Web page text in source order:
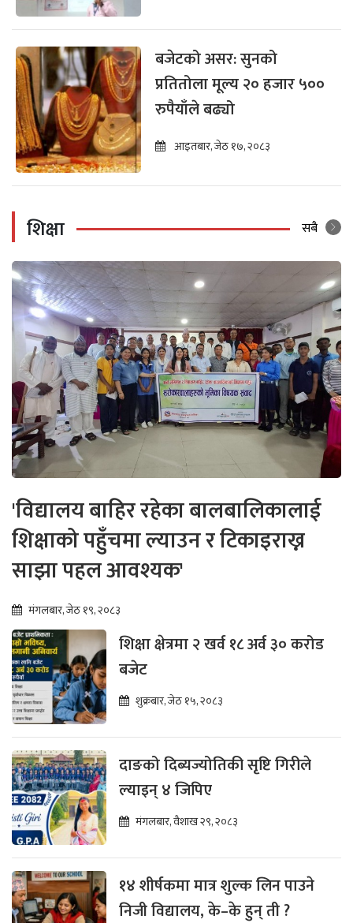
बजेटको असर: सुनको
प्रतितोला मूल्य २० हजार ५००
रुपैयाँले बढ्यो
आइतबार, जेठ १७, २०८३
शिक्षा सबै
'विद्यालय बाहिर रहेका बालबालिकालाई
शिक्षाको पहुँचमा ल्याउन र टिकाइराख्न
साझा पहल आवश्यक'
मंगलबार, जेठ १९, २०८३
शिक्षा क्षेत्रमा २ खर्व १८ अर्व ३० करोड
बजेट
शुक्रबार, जेठ १५, २०८३
दाङको दिब्यज्योतिकी सृष्टि गिरीले
ल्याइन् ४ जिपिए
मंगलबार, वैशाख २९, २०८३
१४ शीर्षकमा मात्र शुल्क लिन पाउने
निजी विद्यालय, के–के हुन् ती ?